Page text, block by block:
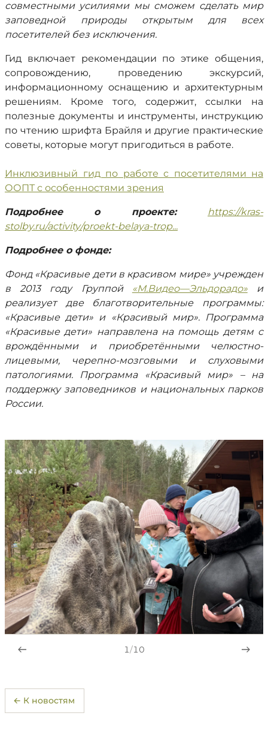
совместными усилиями мы сможем сделать мир
заповедной природы открытым для всех
посетителей без исключения.
Гид включает рекомендации по этике общения,
сопровождению, проведению экскурсий,
информационному оснащению и архитектурным
решениям. Кроме того, содержит, ссылки на
полезные документы и инструменты, инструкцию
по чтению шрифта Брайля и другие практические
советы, которые могут пригодиться в работе.
Инклюзивный гид по работе с посетителями на
ООПТ с особенностями зрения
Подробнее о проекте: https://kras-
stolby.ru/activity/proekt-belaya-trop...
Подробнее о фонде:
Фонд «Красивые дети в красивом мире» учрежден
в 2013 году Группой
«М.Видео—Эльдорадо»и
реализует две благотворительные программы:
«Красивые дети» и «Красивый мир». Программа
«Красивые дети» направлена на помощь детям с
врождёнными и приобретёнными челюстно-
лицевыми, черепно-мозговыми и слуховыми
патологиями. Программа «Красивый мир» – на
поддержку заповедников и национальных парков
России.
1/10
← К новостям